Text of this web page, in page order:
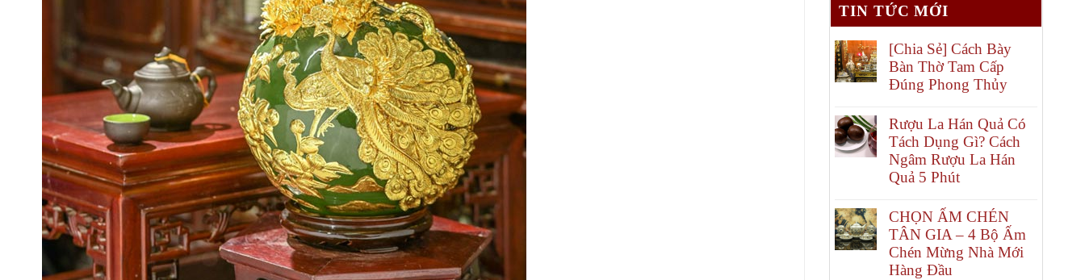
TIN TỨC MỚI
[Chia Sẻ] Cách Bày
Bàn Thờ Tam Cấp
Đúng Phong Thủy
Rượu La Hán Quả Có
Tách Dụng Gì? Cách
Ngâm Rượu La Hán
Quả 5 Phút
CHỌN ẤM CHÉN
TÂN GIA – 4 Bộ Ấm
Chén Mừng Nhà Mới
Hàng Đầu